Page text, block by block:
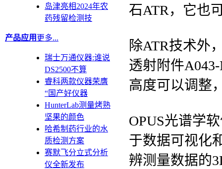
岛津亮相2024年农
药残留检测技
产品应用 更多...
瑞士万通仪器:谁说
DS2500不算
睿科两款仪器荣膺
“国产好仪器
HunterLab测量烤熟
坚果的颜色
哈希制药行业的水
质检测方案
赛默飞分立式分析
仪全新发布
石ATR，它也
除ATR技术外
透射附件
高度可以调整
OPUS光谱学
于数据可视化
辨测量数据的